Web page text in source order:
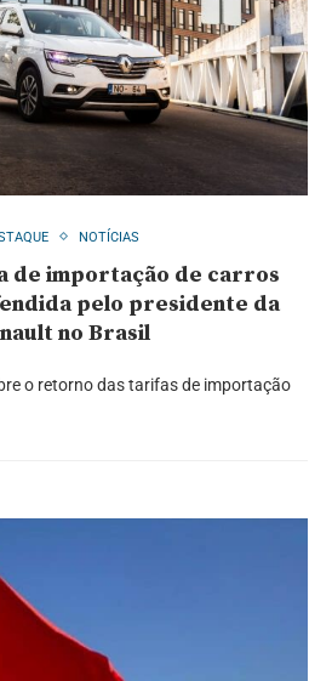
NOTÍCIAS
de importação de carros
pelo presidente da
no Brasil
o retorno das tarifas de importação